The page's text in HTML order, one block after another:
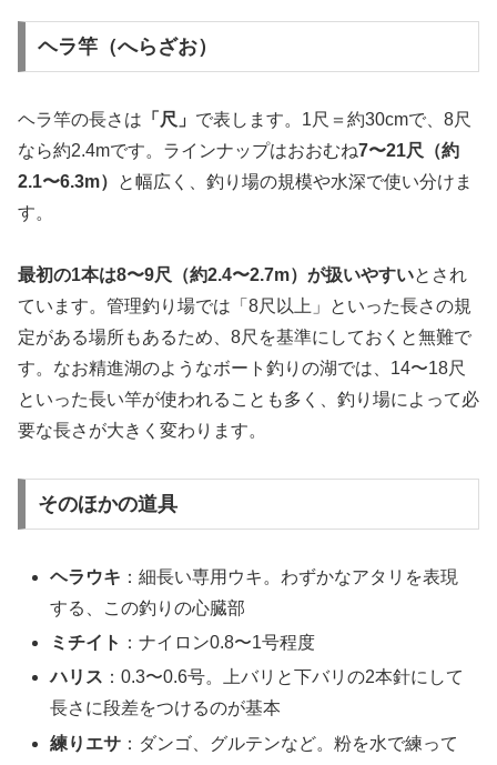
ヘラ竿（へらざお）
ヘラ竿の長さは 「尺」 で表します。1尺＝約30cmで、8尺
なら約2.4mです。ラインナップはおおむね7〜21尺（約
2.1〜6.3m）
と幅広く、釣り場の規模や水深で使い分けま
す。
最初の1本は8〜9尺（約2.4〜2.7m）が扱いやすいとされ
ています。管理釣り場では「8尺以上」といった長さの規
定がある場所もあるため、8尺を基準にしておくと無難で
す。なお精進湖のようなボート釣りの湖では、14〜18尺
といった長い竿が使われることも多く、釣り場によって必
要な長さが大きく変わります。
そのほかの道具
ヘラウキ ：細長い専用ウキ。わずかなアタリを表現
する、この釣りの心臓部
ミチイト ：ナイロン0.8〜1号程度
ハリス ：0.3〜0.6号。上バリと下バリの2本針にして
長さに段差をつけるのが基本
練りエサ ：ダンゴ、グルテンなど。粉を水で練って